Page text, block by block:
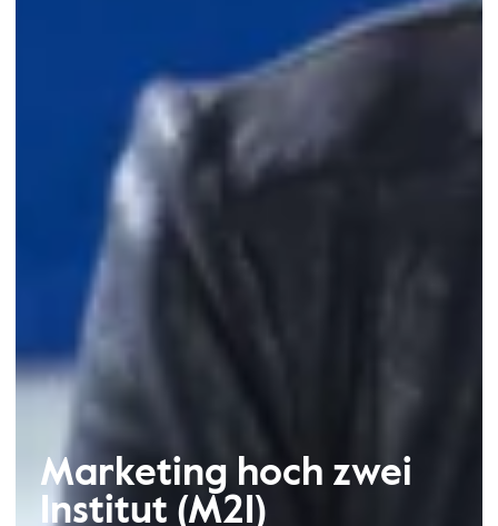
Marketing hoch zwei
Institut (M2I)